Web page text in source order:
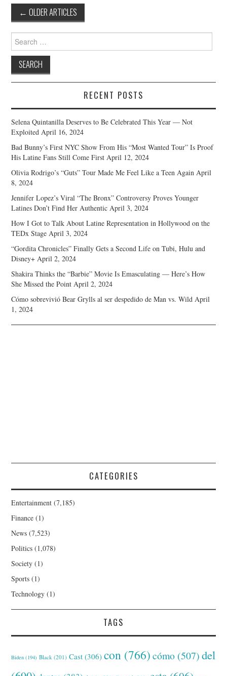
Post
navigation
← OLDER ARTICLES
Search
for:
RECENT POSTS
Selena Quintanilla Deserves to Be Celebrated This Year — Not
Exploited April 16, 2024
Bad Bunny’s First NYC Show From His “Most Wanted Tour” Is Proof
His Latine Fans Still Come First April 12, 2024
Olivia Rodrigo’s “Guts” Tour Made Me Feel Like a Teen Again April
8, 2024
Jennifer Lopez’s Viral “The Bronx” Controversy Proves Younger
Latines Don’t Find Her Authentic April 3, 2024
How I Got to Talk About Latine Representation in Hollywood on the
TEDx Stage April 3, 2024
“Gordita Chronicles” Finally Gets a Second Life on Tubi, Hulu and
Disney+ April 2, 2024
Shakira Thinks the “Barbie” Movie Is Emasculating — Here’s How
She Missed the Point April 2, 2024
Cómo sobrevivió Bear Grylls al ser despedido de Man vs. Wild April
1, 2024
CATEGORIES
Entertainment (7,185)
Finance (1)
News (7,523)
Politics (1,078)
Society (1)
Sports (1)
Technology (1)
TAGS
Biden (194) Black (201) Cast (306) con (766) cómo (507) del